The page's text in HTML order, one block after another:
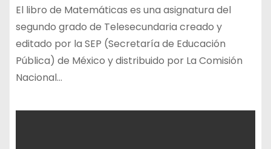
El libro de Matemáticas es una asignatura del
segundo grado de Telesecundaria creado y
editado por la SEP (Secretaría de Educación
Pública) de México y distribuido por La Comisión
Nacional…